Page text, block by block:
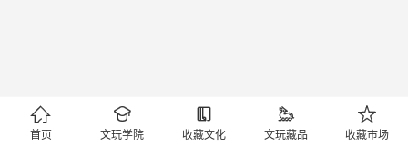

首页

文玩学院

收藏文化

文玩藏品

收藏市场